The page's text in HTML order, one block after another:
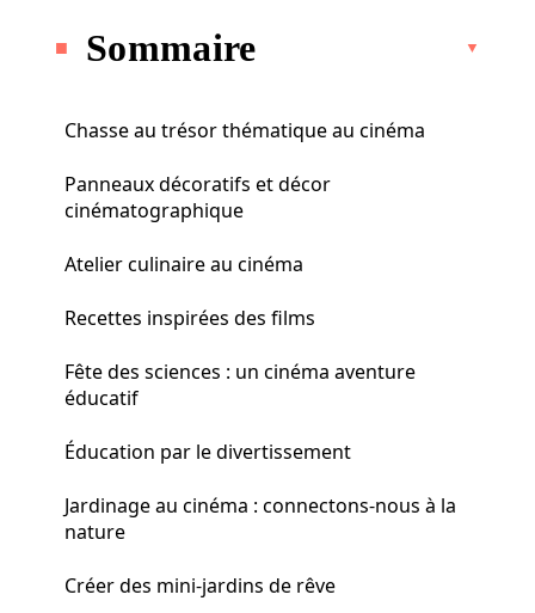
Sommaire
Chasse au trésor thématique au cinéma
Panneaux décoratifs et décor
cinématographique
Atelier culinaire au cinéma
Recettes inspirées des films
Fête des sciences : un cinéma aventure
éducatif
Éducation par le divertissement
Jardinage au cinéma : connectons-nous à la
nature
Créer des mini-jardins de rêve